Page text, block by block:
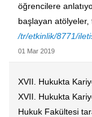
öğrencilere
başlayan atölyeler,
/tr/etkinlik/8771/
01 Mar 2019
XVII. Hukukta
XVII. Hukukta
Hukuk Fakültesi